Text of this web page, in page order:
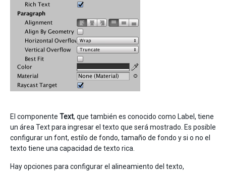
El componente Text, que también es conocido como Label, tiene
un área Text para ingresar el texto que será mostrado. Es posible
configurar un font, estilo de fondo, tamaño de fondo y si o no el
texto tiene una capacidad de texto rica.
Hay opciones para configurar el alineamiento del texto,